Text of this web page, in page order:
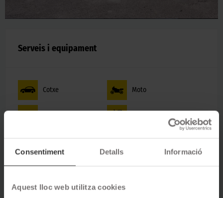
Consentiment Detalls Informació
Aquest lloc web utilitza cookies
Serveis i equipament
Cotxe Moto
Guarda pneumàtics
Càrrega mòbils